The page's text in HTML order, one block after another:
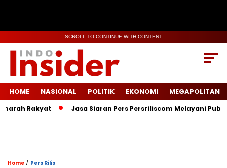
SCROLL TO CONTINUE WITH CONTENT
HOME NASIONAL POLITIK EKONOMI MEGAPOLITAN
Rakyat Jasa Siaran Pers Persriliscom Melayani Publikasi
Home / Pers Rilis